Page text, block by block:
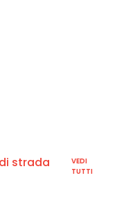
strada
VEDI
TUTTI